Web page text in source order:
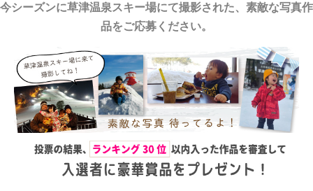
今シーズンに草津温泉スキー場にて撮影された、素敵な写真作
品をご応募ください。